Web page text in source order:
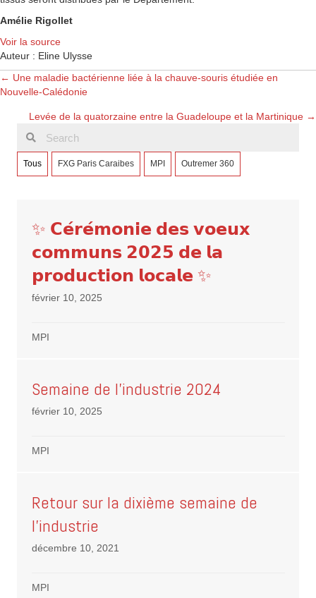
Amélie Rigollet
Voir la source
Auteur : Eline Ulysse
Posts
navigation
← Une maladie bactérienne liée à la chauve-souris étudiée en
Nouvelle-Calédonie
Levée de la quatorzaine entre la Guadeloupe et la Martinique →
Tous FXG Paris Caraibes MPI Outremer 360
✨ 𝗖𝗲́𝗿𝗲́𝗺𝗼𝗻𝗶𝗲 𝗱𝗲𝘀 𝘃𝗼𝗲𝘂𝘅
𝗰𝗼𝗺𝗺𝘂𝗻𝘀 𝟮𝟬𝟮𝟱 𝗱𝗲 𝗹𝗮
𝗽𝗿𝗼𝗱𝘂𝗰𝘁𝗶𝗼𝗻 𝗹𝗼𝗰𝗮𝗹𝗲 ✨
février 10, 2025
MPI
Semaine de l’industrie 2024
février 10, 2025
MPI
Retour sur la dixième semaine de
l’industrie
décembre 10, 2021
MPI